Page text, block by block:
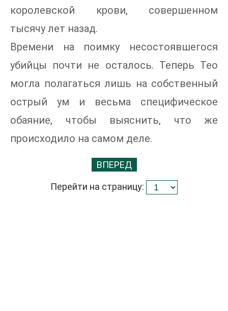
королевской крови, совершенном
тысячу лет назад.
Времени на поимку несостоявшегося
убийцы почти не осталось. Теперь Тео
могла полагаться лишь на собственный
острый ум и весьма специфическое
обаяние, чтобы выяснить, что же
происходило на самом деле.
ВПЕРЕД
Перейти на страницу: